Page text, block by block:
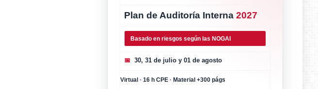
Plan de Auditoría Interna2027
Basado en riesgos según las NOGAI
📅 30, 31 de julio y 01 de agosto
Virtual· 16 h CPE· Material +300 págs